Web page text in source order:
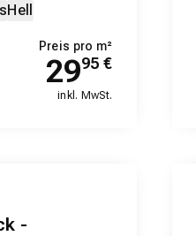
Hell
Preis pro m²
2995 €
inkl. MwSt.
-